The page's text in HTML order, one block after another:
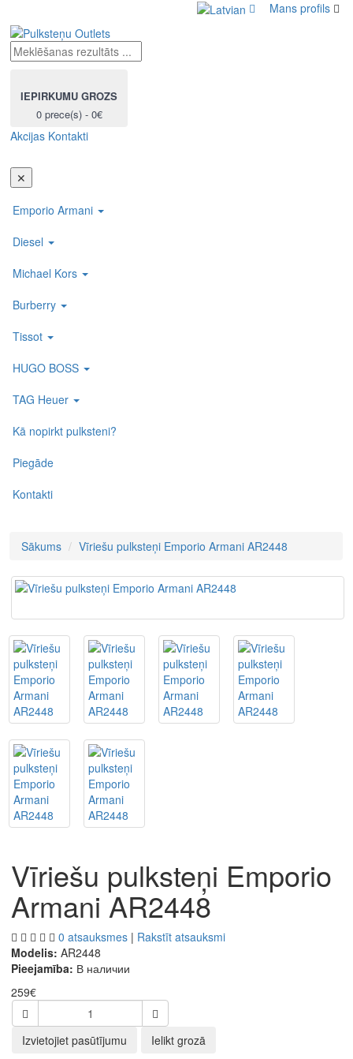
Mans profils
IEPIRKUMU GROZS
0 prece(s) - 0€
Akcijas Kontakti
✕
Emporio Armani
Diesel
Michael Kors
Burberry
Tissot
HUGO BOSS
TAG Heuer
Kā nopirkt pulksteni?
Piegāde
Kontakti
Sākums Vīriešu pulksteņi Emporio Armani AR2448
Vīriešu pulksteņi Emporio
Armani AR2448
0 atsauksmes | Rakstīt atsauksmi
Modelis: AR2448
Pieejamība: В наличии
259€
Izvietojiet pasūtījumu Ielikt grozā